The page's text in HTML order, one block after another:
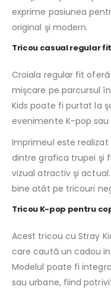
exprime pasiunea
original şi modern.
Tricou casual regular
Croiala regular fit
mişcare pe parcursul
Kids poate fi purtat la
evenimente K-pop
Imprimeul este
dintre grafica trupei şi
vizual atractiv şi
bine atât pe tricouri
Tricou K-pop pentru
Acest tricou cu Stray
care caută un cadou
Modelul poate fi
sau urbane, fiind